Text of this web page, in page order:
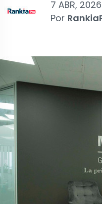
7 ABR, 2026
Por